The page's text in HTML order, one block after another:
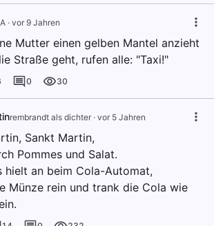
· vor 9 Jahren
Mutter einen gelben Mantel anzieht
Straße geht, rufen alle: "Taxi!"
0 30
rembrandt als dichter · vor 5 Jahren
Sankt Martin,
Pommes und Salat.
hielt an beim Cola-Automat,
Münze rein und trank die Cola wie